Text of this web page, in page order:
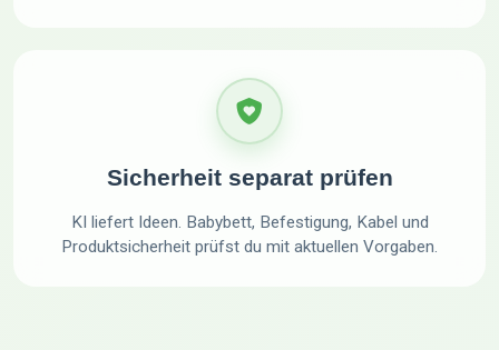
Sicherheit separat prüfen
KI liefert Ideen. Babybett, Befestigung, Kabel und
Produktsicherheit prüfst du mit aktuellen Vorgaben.